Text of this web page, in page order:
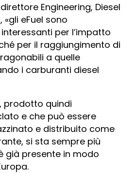
Engineering, Diesel
«gli eFuel sono
per l’impatto
per il raggiungimento di
a quelle
i carburanti diesel
prodotto quindi
e che può essere
e distribuito come
si sta sempre più
già presente in modo